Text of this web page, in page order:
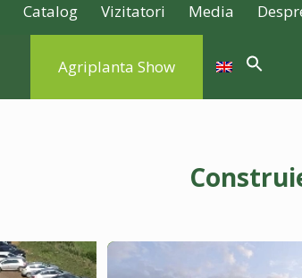
Catalog Vizitatori Media
Agriplanta Show